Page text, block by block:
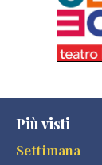
Più visti
Settimana